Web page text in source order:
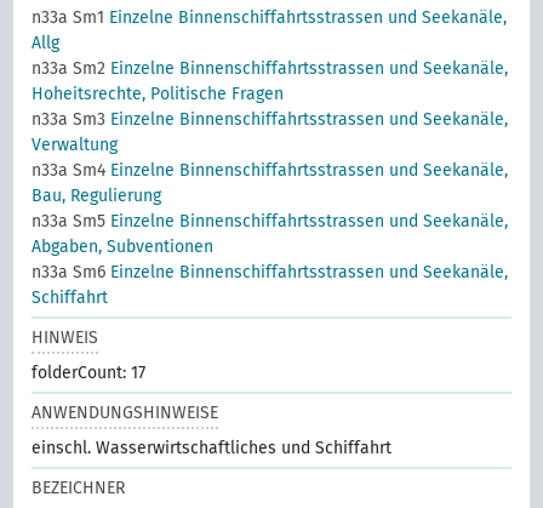
n33a Sm1 Einzelne Binnenschiffahrtsstrassen und Seekanäle,
Allg
n33a Sm2 Einzelne Binnenschiffahrtsstrassen und Seekanäle,
Hoheitsrechte, Politische Fragen
n33a Sm3 Einzelne Binnenschiffahrtsstrassen und Seekanäle,
Verwaltung
n33a Sm4 Einzelne Binnenschiffahrtsstrassen und Seekanäle,
Bau, Regulierung
n33a Sm5 Einzelne Binnenschiffahrtsstrassen und Seekanäle,
Abgaben, Subventionen
n33a Sm6 Einzelne Binnenschiffahrtsstrassen und Seekanäle,
Schiffahrt
HINWEIS
folderCount: 17
ANWENDUNGSHINWEISE
einschl. Wasserwirtschaftliches und Schiffahrt
BEZEICHNER